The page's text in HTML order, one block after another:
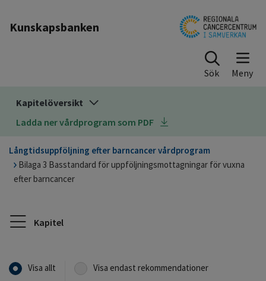
Kunskapsbanken
Sök
Kapitelöversikt
Ladda ner vårdprogram som PDF
Långtidsuppföljning efter barncancer vårdprogram
Bilaga 3 Basstandard för uppföljningsmottagningar för vuxna
efter barncancer
Kapitel
Visa allt Visa endast rekommendationer